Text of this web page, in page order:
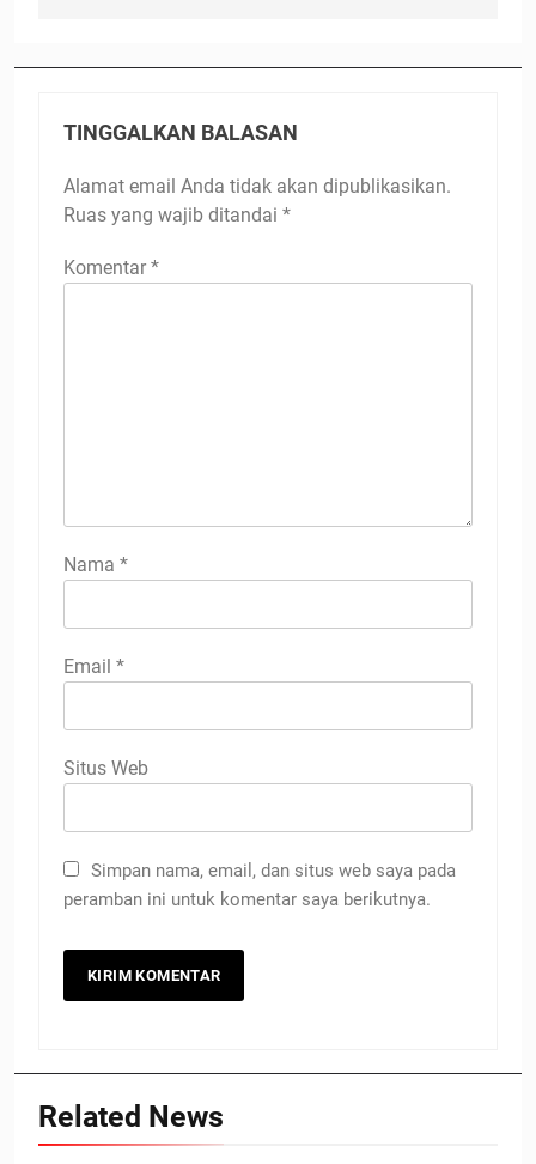
TINGGALKAN BALASAN
Alamat email Anda tidak akan dipublikasikan.
Ruas yang wajib ditandai *
Komentar *
Nama *
Email *
Situs Web
Simpan nama, email, dan situs web saya pada
peramban ini untuk komentar saya berikutnya.
Related News